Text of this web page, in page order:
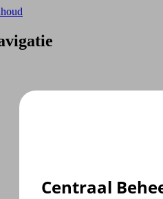
Centraal